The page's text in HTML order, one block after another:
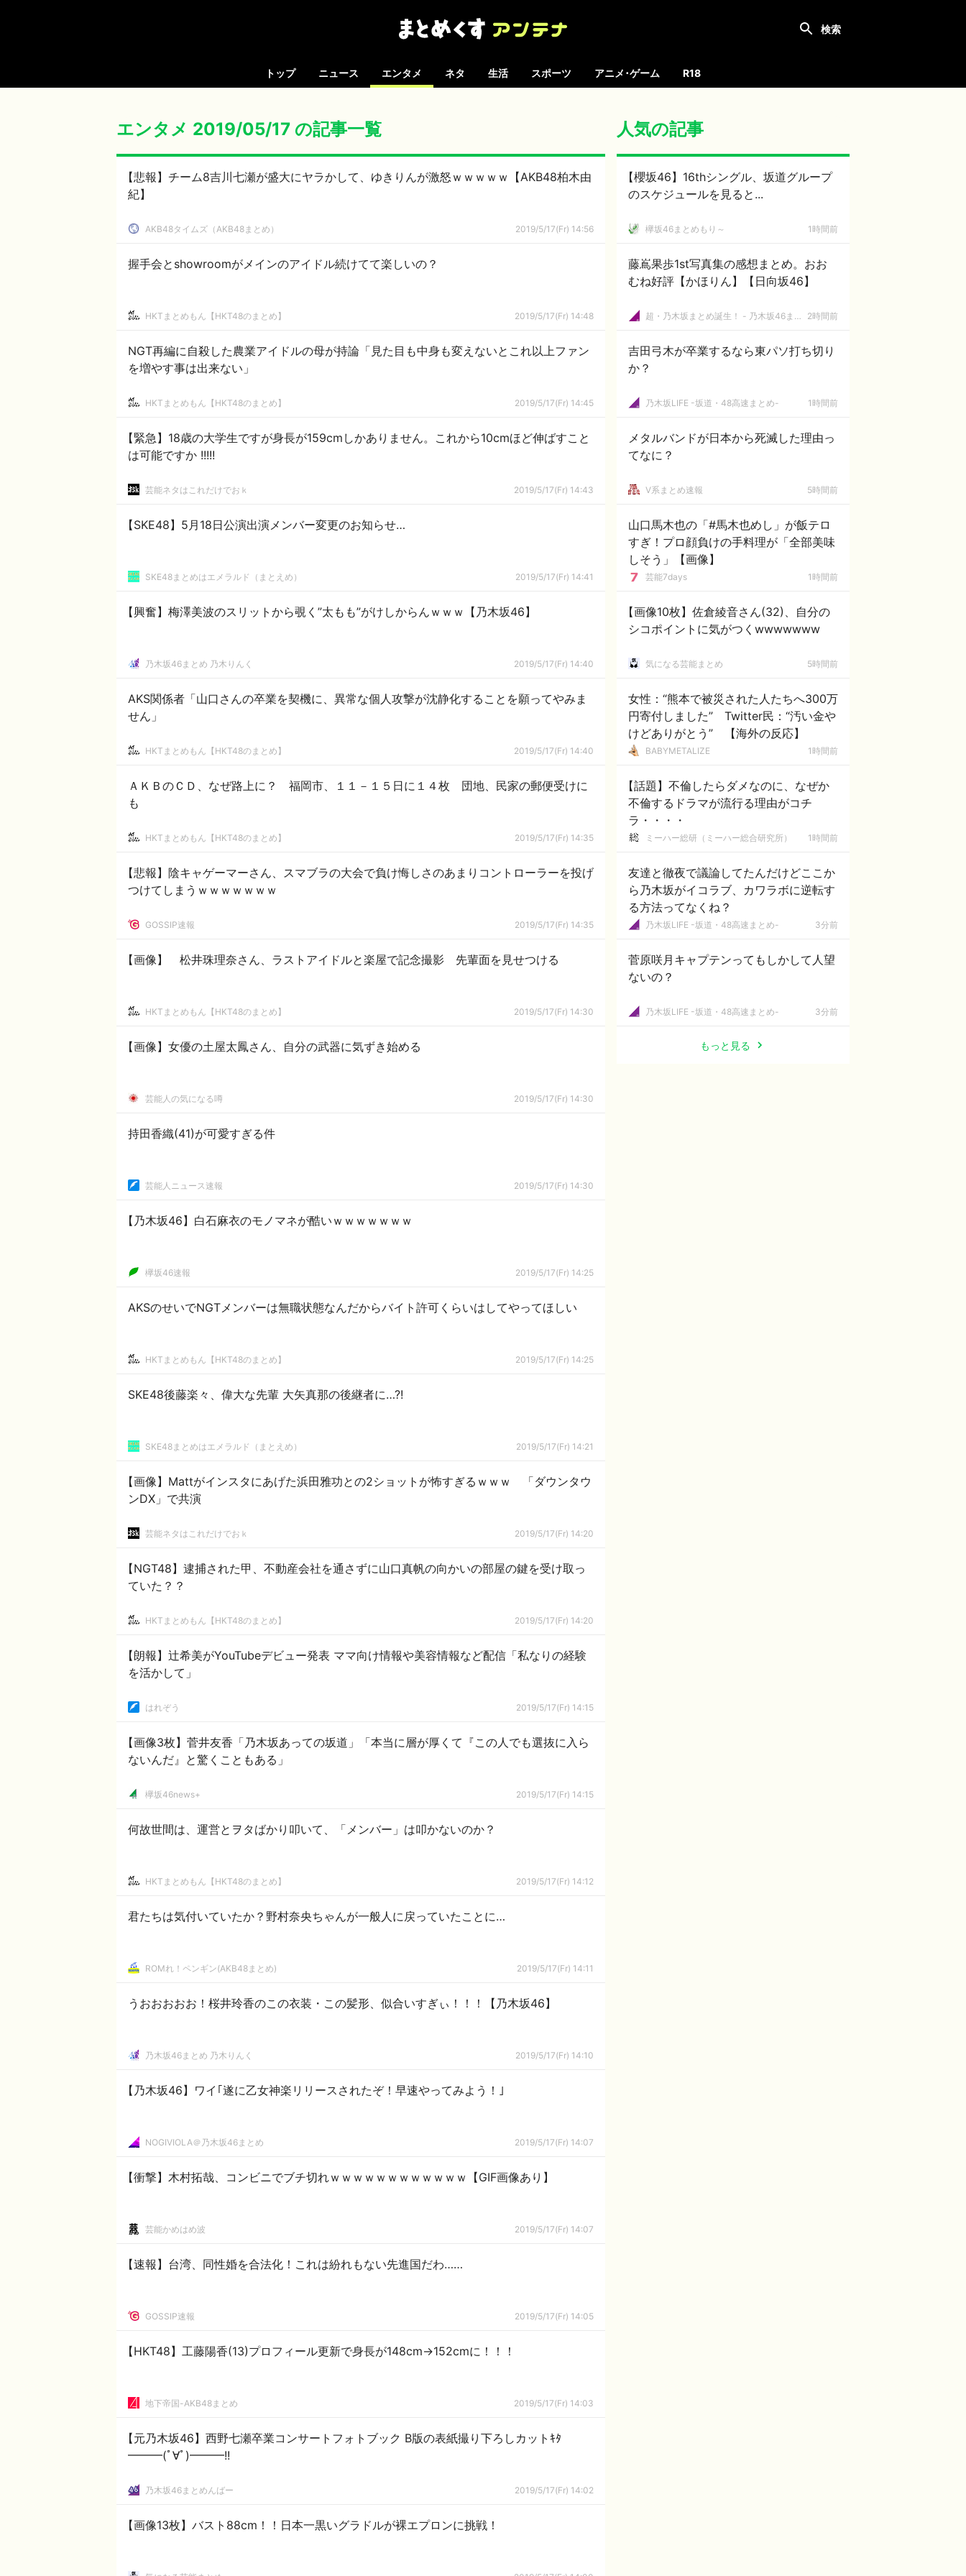
トップ ニュース エンタメ ネタ 生活 スポーツ アニメ･ゲーム R18
エンタメ 2019/05/17 の記事一覧
【悲報】チーム8吉川七瀬が盛大にヤラかして、ゆきりんが激怒ｗｗｗｗｗ【AKB48柏木由
紀】
AKB48タイムズ（AKB48まとめ） 2019/5/17(Fr) 14:56
握手会とshowroomがメインのアイドル続けてて楽しいの？
HKTまとめもん【HKT48のまとめ】 2019/5/17(Fr) 14:48
NGT再編に自殺した農業アイドルの母が持論「見た目も中身も変えないとこれ以上ファン
を増やす事は出来ない」
HKTまとめもん【HKT48のまとめ】 2019/5/17(Fr) 14:45
【緊急】18歳の大学生ですが身長が159cmしかありません。これから10cmほど伸ばすこと
は可能ですか !!!!!
芸能ネタはこれだけでおｋ 2019/5/17(Fr) 14:43
【SKE48】5月18日公演出演メンバー変更のお知らせ…
SKE48まとめはエメラルド（まとえめ） 2019/5/17(Fr) 14:41
【興奮】梅澤美波のスリットから覗く”太もも”がけしからんｗｗｗ【乃木坂46】
乃木坂46まとめ 乃木りんく 2019/5/17(Fr) 14:40
AKS関係者「山口さんの卒業を契機に、異常な個人攻撃が沈静化することを願ってやみま
せん」
HKTまとめもん【HKT48のまとめ】 2019/5/17(Fr) 14:40
ＡＫＢのＣＤ、なぜ路上に？ 福岡市、１１－１５日に１４枚 団地、民家の郵便受けに
も
HKTまとめもん【HKT48のまとめ】 2019/5/17(Fr) 14:35
【悲報】陰キャゲーマーさん、スマブラの大会で負け悔しさのあまりコントローラーを投げ
つけてしまうｗｗｗｗｗｗｗ
GOSSIP速報 2019/5/17(Fr) 14:35
【画像】 松井珠理奈さん、ラストアイドルと楽屋で記念撮影 先輩面を見せつける
HKTまとめもん【HKT48のまとめ】 2019/5/17(Fr) 14:30
【画像】女優の土屋太鳳さん、自分の武器に気ずき始める
芸能人の気になる噂 2019/5/17(Fr) 14:30
持田香織(41)が可愛すぎる件
芸能人ニュース速報 2019/5/17(Fr) 14:30
【乃木坂46】白石麻衣のモノマネが酷いｗｗｗｗｗｗｗ
欅坂46速報 2019/5/17(Fr) 14:25
AKSのせいでNGTメンバーは無職状態なんだからバイト許可くらいはしてやってほしい
HKTまとめもん【HKT48のまとめ】 2019/5/17(Fr) 14:25
SKE48後藤楽々、偉大な先輩 大矢真那の後継者に…?!
SKE48まとめはエメラルド（まとえめ） 2019/5/17(Fr) 14:21
【画像】Mattがインスタにあげた浜田雅功との2ショットが怖すぎるｗｗｗ 「ダウンタウ
ンDX」で共演
芸能ネタはこれだけでおｋ 2019/5/17(Fr) 14:20
【NGT48】逮捕された甲、不動産会社を通さずに山口真帆の向かいの部屋の鍵を受け取っ
ていた？？
HKTまとめもん【HKT48のまとめ】 2019/5/17(Fr) 14:20
【朗報】辻希美がYouTubeデビュー発表 ママ向け情報や美容情報など配信「私なりの経験
を活かして」
はれぞう 2019/5/17(Fr) 14:15
【画像3枚】菅井友香「乃木坂あっての坂道」「本当に層が厚くて『この人でも選抜に入ら
ないんだ』と驚くこともある」
欅坂46news+ 2019/5/17(Fr) 14:15
何故世間は、運営とヲタばかり叩いて、「メンバー」は叩かないのか？
HKTまとめもん【HKT48のまとめ】 2019/5/17(Fr) 14:12
君たちは気付いていたか？野村奈央ちゃんが一般人に戻っていたことに…
ROMれ！ペンギン(AKB48まとめ) 2019/5/17(Fr) 14:11
うおおおおお！桜井玲香のこの衣装・この髪形、似合いすぎぃ！！！【乃木坂46】
乃木坂46まとめ 乃木りんく 2019/5/17(Fr) 14:10
【乃木坂46】ワイ｢遂に乙女神楽リリースされたぞ！早速やってみよう！｣
NOGIVIOLA＠乃木坂46まとめ 2019/5/17(Fr) 14:07
【衝撃】木村拓哉、コンビニでブチ切れｗｗｗｗｗｗｗｗｗｗｗｗ【GIF画像あり】
芸能かめはめ波 2019/5/17(Fr) 14:07
【速報】台湾、同性婚を合法化！これは紛れもない先進国だわ……
GOSSIP速報 2019/5/17(Fr) 14:05
【HKT48】工藤陽香(13)プロフィール更新で身長が148cm→152cmに！！！
地下帝国-AKB48まとめ 2019/5/17(Fr) 14:03
【元乃木坂46】西野七瀬卒業コンサートフォトブック B版の表紙撮り下ろしカットｷﾀ
━━━(ﾟ∀ﾟ)━━━!!
乃木坂46まとめんばー 2019/5/17(Fr) 14:02
【画像13枚】バスト88cm！！日本一黒いグラドルが裸エプロンに挑戦！
人気の記事
【櫻坂46】16thシングル、坂道グループ
のスケジュールを見ると...
欅坂46まとめもり～ 1時間前
藤嶌果歩1st写真集の感想まとめ。おお
むね好評【かほりん】【日向坂46】
超・乃木坂まとめ誕生！ - 乃木坂46まとめ 2時間前
吉田弓木が卒業するなら東パソ打ち切り
か？
乃木坂LIFE -坂道・48高速まとめ- 1時間前
メタルバンドが日本から死滅した理由っ
てなに？
V系まとめ速報 5時間前
山口馬木也の「#馬木也めし」が飯テロ
すぎ！プロ顔負けの手料理が「全部美味
しそう」【画像】
芸能7days 1時間前
【画像10枚】佐倉綾音さん(32)、自分の
シコポイントに気がつくwwwwwww
気になる芸能まとめ 5時間前
女性：“熊本で被災された人たちへ300万
円寄付しました” Twitter民：“汚い金や
けどありがとう” 【海外の反応】
BABYMETALIZE 1時間前
【話題】不倫したらダメなのに、なぜか
不倫するドラマが流行る理由がコチ
ラ・・・・
ミーハー総研（ミーハー総合研究所） 1時間前
友達と徹夜で議論してたんだけどここか
ら乃木坂がイコラブ、カワラボに逆転す
る方法ってなくね？
乃木坂LIFE -坂道・48高速まとめ- 3分前
菅原咲月キャプテンってもしかして人望
ないの？
乃木坂LIFE -坂道・48高速まとめ- 3分前
もっと見る